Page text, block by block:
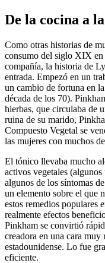
De la cocina a
Como otras historias de
consumo del siglo XIX en
compañía, la historia de
entrada. Empezó en un
un cambio de fortuna en
década de los 70).
hierbas, que circulaba de
ruina de su marido,
Compuesto Vegetal se
las mujeres con muchos
El tónico llevaba mucho
activos vegetales
algunos de los síntomas
un elemento sobre el que
estos remedios populares
realmente efectos
Pinkham se convirtió
creadora en una cara
estadounidense. Lo fue
eficiente.